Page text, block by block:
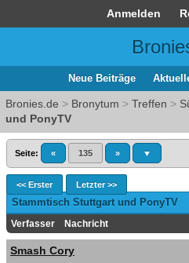
Anmelden
Neue Beiträge
Bronies.de > Bronytum > Treffen >
und PonyTV
Seite: « 135 » ▼
<< Erster Letzter >>
Stammtisch Stuttgart und PonyTV
Verfasser Nachricht
Smash Cory